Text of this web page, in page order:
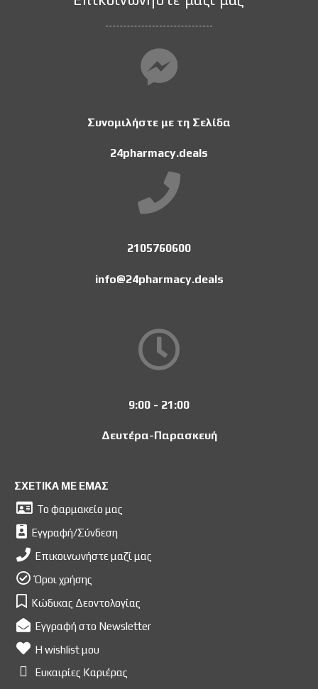
Συνομιλήστε με τη Σελίδα
24pharmacy.deals
2105760600
info@24pharmacy.deals
9:00 - 21:00
Δευτέρα-Παρασκευή
ΣΧΕΤΙΚΑ ΜΕ ΕΜΑΣ
Το φαρμακείο μας
Εγγραφή/Σύνδεση
Επικοινωνήστε μαζί μας
Όροι χρήσης
Κώδικας Δεοντολογίας
Εγγραφή στο Newsletter
Η wishlist μου
Ευκαιρίες Kαριέρας